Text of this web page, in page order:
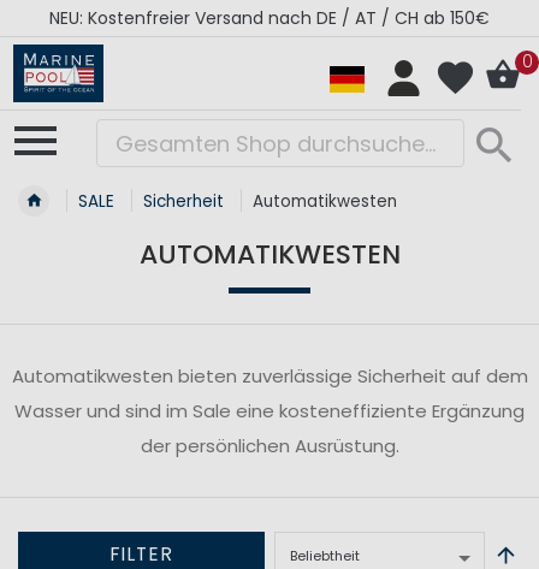
NEU: Kostenfreier Versand nach DE / AT / CH ab 150€
0
SALE Sicherheit Automatikwesten
AUTOMATIKWESTEN
Automatikwesten bieten zuverlässige Sicherheit auf dem
Wasser und sind im Sale eine kosteneffiziente Ergänzung
der persönlichen Ausrüstung.
FILTER